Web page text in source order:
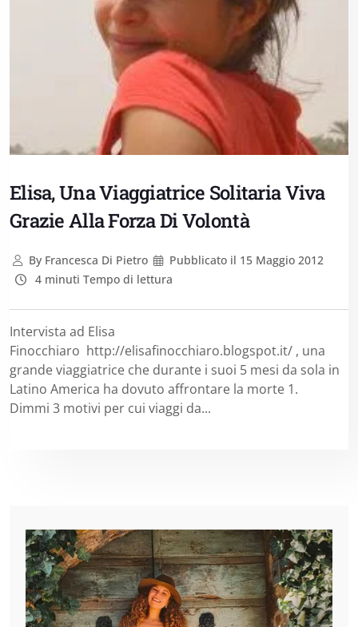
Elisa, Una Viaggiatrice Solitaria Viva
Grazie Alla Forza Di Volontà
ByFrancesca Di Pietro Pubblicato il 15 Maggio 2012
4 minuti Tempo di lettura
Intervista ad Elisa
Finocchiaro http://elisafinocchiaro.blogspot.it/ , una
grande viaggiatrice che durante i suoi 5 mesi da sola in
Latino America ha dovuto affrontare la morte 1.
Dimmi 3 motivi per cui viaggi da...